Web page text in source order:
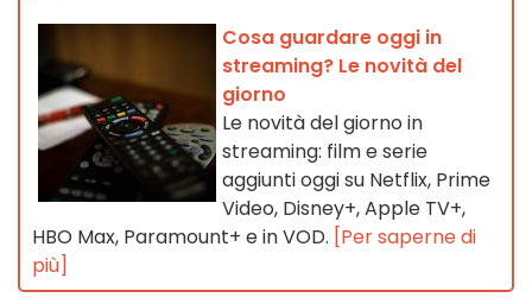
Cosa guardare oggi in
streaming? Le novità del
giorno
Le novità del giorno in
streaming: film e serie
aggiunti oggi su Netflix, Prime
Video, Disney+, Apple TV+,
HBO Max, Paramount+ e in VOD. [Per saperne di
più]